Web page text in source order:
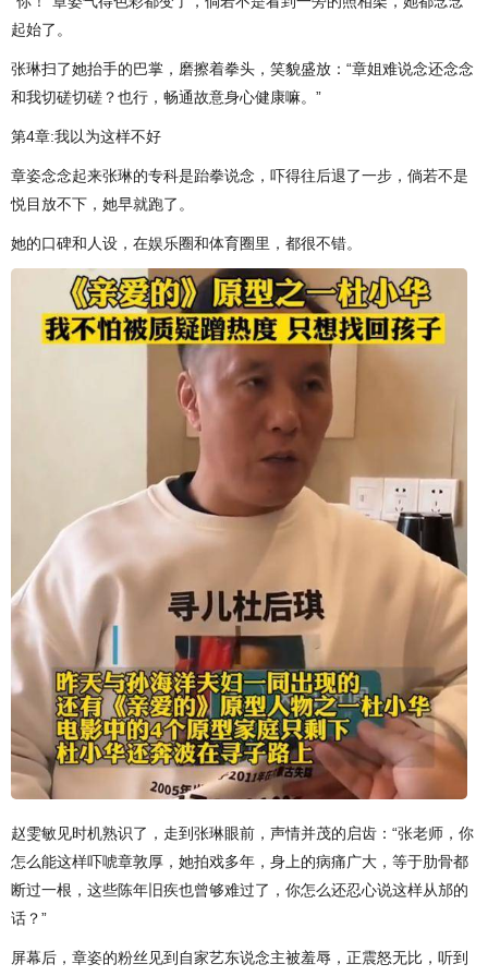
起始了。
张琳扫了她抬手的巴掌，磨擦着拳头，笑貌盛放：“章姐难说念还念念
和我切磋切磋？也行，畅通故意身心健康嘛。”
第4章:我以为这样不好
章姿念念起来张琳的专科是跆拳说念，吓得往后退了一步，倘若不是
悦目放不下，她早就跑了。
她的口碑和人设，在娱乐圈和体育圈里，都很不错。
赵雯敏见时机熟识了，走到张琳眼前，声情并茂的启齿：“张老师，你
怎么能这样吓唬章敦厚，她拍戏多年，身上的病痛广大，等于肋骨都
断过一根，这些陈年旧疾也曾够难过了，你怎么还忍心说这样从邡的
话？”
屏幕后，章姿的粉丝见到自家艺东说念主被羞辱，正震怒无比，听到